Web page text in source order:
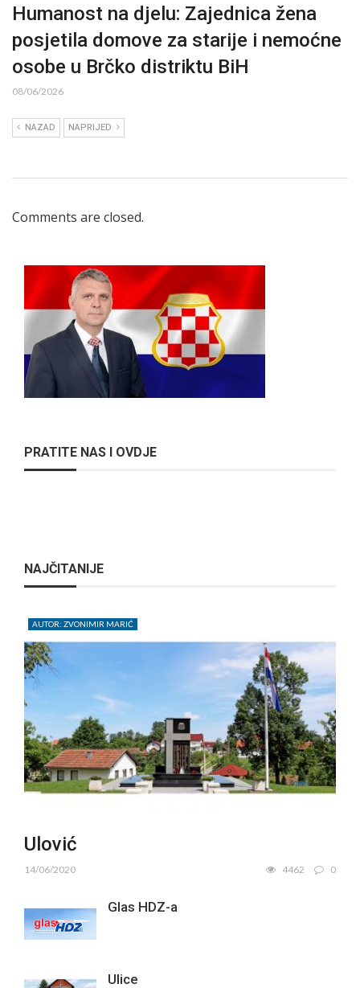
Humanost na djelu: Zajednica žena
posjetila domove za starije i nemoćne
osobe u Brčko distriktu BiH
08/06/2026
NAZAD NAPRIJED
Comments are closed.
PRATITE NAS I OVDJE
NAJČITANIJE
AUTOR: ZVONIMIR MARIĆ
Ulović
14/06/2020 4462 0
Glas HDZ-a
Ulice